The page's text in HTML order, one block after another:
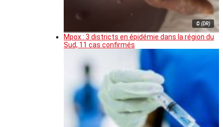
© (DR)
Mpox : 3 districts en épidémie dans la région du
Sud, 11 cas confirmés